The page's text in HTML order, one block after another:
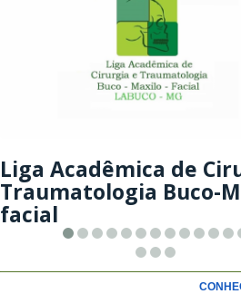
Liga Acadêmica de
Traumatologia Buco-
facial